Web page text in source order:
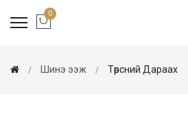
0
Шинэ ээж Төрсний Дараах